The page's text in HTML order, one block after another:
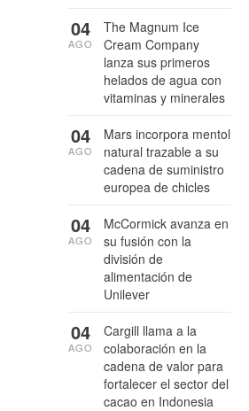
The Magnum Ice
Cream Company
lanza sus primeros
helados de agua con
vitaminas y minerales
04
AGO
Mars incorpora mentol
natural trazable a su
cadena de suministro
europea de chicles
04
AGO
McCormick avanza en
su fusión con la
división de
alimentación de
Unilever
04
AGO
Cargill llama a la
colaboración en la
cadena de valor para
fortalecer el sector del
cacao en Indonesia
04
AGO